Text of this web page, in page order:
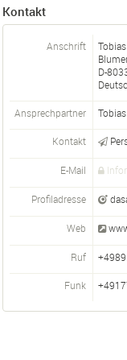
Kontakt
Anschrift
D-
Ansprechpartner Tobias
Kontakt
E-Mail
Profiladresse
Web
Ruf
Funk